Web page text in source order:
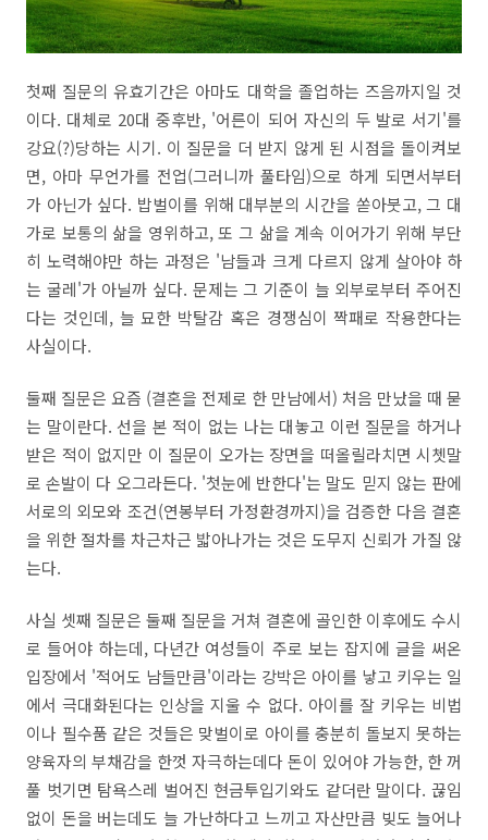
첫째 질문의 유효기간은 아마도 대학을 졸업하는 즈음까지일 것
이다. 대체로 20대 중후반, '어른이 되어 자신의 두 발로 서기'를
강요(?)당하는 시기. 이 질문을 더 받지 않게 된 시점을 돌이켜보
면, 아마 무언가를 전업(그러니까 풀타임)으로 하게 되면서부터
가 아닌가 싶다. 밥벌이를 위해 대부분의 시간을 쏟아붓고, 그 대
가로 보통의 삶을 영위하고, 또 그 삶을 계속 이어가기 위해 부단
히 노력해야만 하는 과정은 '남들과 크게 다르지 않게 살아야 하
는 굴레'가 아닐까 싶다. 문제는 그 기준이 늘 외부로부터 주어진
다는 것인데, 늘 묘한 박탈감 혹은 경쟁심이 짝패로 작용한다는
사실이다.
둘째 질문은 요즘 (결혼을 전제로 한 만남에서) 처음 만났을 때 묻
는 말이란다. 선을 본 적이 없는 나는 대놓고 이런 질문을 하거나
받은 적이 없지만 이 질문이 오가는 장면을 떠올릴라치면 시쳇말
로 손발이 다 오그라든다. '첫눈에 반한다'는 말도 믿지 않는 판에
서로의 외모와 조건(연봉부터 가정환경까지)을 검증한 다음 결혼
을 위한 절차를 차근차근 밟아나가는 것은 도무지 신뢰가 가질 않
는다.
사실 셋째 질문은 둘째 질문을 거쳐 결혼에 골인한 이후에도 수시
로 들어야 하는데, 다년간 여성들이 주로 보는 잡지에 글을 써온
입장에서 '적어도 남들만큼'이라는 강박은 아이를 낳고 키우는 일
에서 극대화된다는 인상을 지울 수 없다. 아이를 잘 키우는 비법
이나 필수품 같은 것들은 맞벌이로 아이를 충분히 돌보지 못하는
양육자의 부채감을 한껏 자극하는데다 돈이 있어야 가능한, 한 꺼
풀 벗기면 탐욕스레 벌어진 현금투입기와도 같더란 말이다. 끊임
없이 돈을 버는데도 늘 가난하다고 느끼고 자산만큼 빚도 늘어나